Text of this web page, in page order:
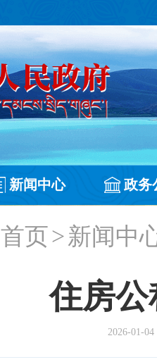
新闻中心 政务
首页>新闻中
住房
2026-01-04